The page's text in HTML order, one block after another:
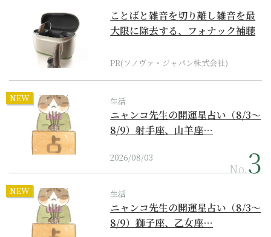
ことばと雑音を切り離し雑音を最
大限に除去する、フォナック補聴
PR(ソノヴァ・ジャパン株式会社)
NEW 生活
ニャンコ先生の開運星占い（8/3～
8/9）射手座、山羊座…
2026/08/03
No.
NEW 生活
ニャンコ先生の開運星占い（8/3～
8/9）獅子座、乙女座…